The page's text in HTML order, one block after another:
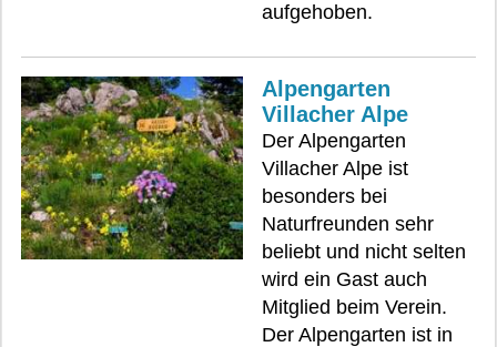
aufgehoben.
Alpengarten
Villacher Alpe
Der Alpengarten
Villacher Alpe ist
besonders bei
Naturfreunden sehr
beliebt und nicht selten
wird ein Gast auch
Mitglied beim Verein.
Der Alpengarten ist in